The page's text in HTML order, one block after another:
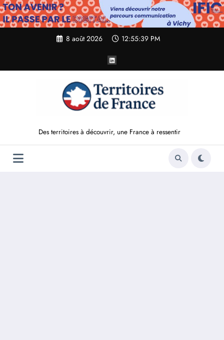
Aller
au
contenu
8 août 2026 12:55:40 PM
Des territoires à découvrir, une France à ressentir